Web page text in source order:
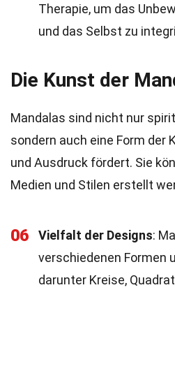
Therapie, um das
und das Selbst zu
Die Kunst der
Mandalas sind nicht nur
sondern auch eine Form der
und Ausdruck fördert. Sie
Medien und Stilen erstellt
06 Vielfalt der Designs:
verschiedenen Formen
darunter Kreise,